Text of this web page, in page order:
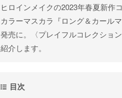
ヒロインメイクの2023年春夏新作
カラーマスカラ『ロング＆カール
発売に。〈プレイフルコレクショ
紹介します。
目次